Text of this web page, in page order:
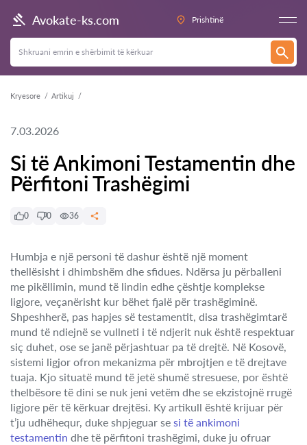
Avokate-ks.com Prishtinë
Kryesore Artikuj
7.03.2026
Si të Ankimoni Testamentin dhe
Përfitoni Trashëgimi
0 0 36
Humbja e një personi të dashur është një moment
thellësisht i dhimbshëm dhe sfidues. Ndërsa ju përballeni
me pikëllimin, mund të lindin edhe çështje komplekse
ligjore, veçanërisht kur bëhet fjalë për trashëgiminë.
Shpeshherë, pas hapjes së testamentit, disa trashëgimtarë
mund të ndiejnë se vullneti i të ndjerit nuk është respektuar
siç duhet, ose se janë përjashtuar pa të drejtë. Në Kosovë,
sistemi ligjor ofron mekanizma për mbrojtjen e të drejtave
tuaja. Kjo situatë mund të jetë shumë stresuese, por është
thelbësore të dini se nuk jeni vetëm dhe se ekzistojnë rrugë
ligjore për të kërkuar drejtësi. Ky artikull është krijuar për
t’ju udhëhequr, duke shpjeguar se si të ankimoni
testamentin dhe të përfitoni trashëgimi, duke ju ofruar